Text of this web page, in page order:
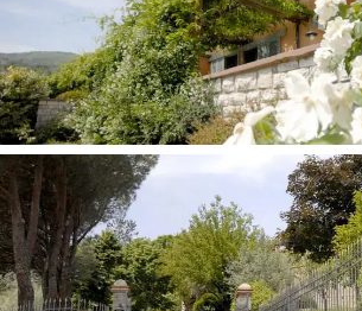
因为庭院和阳台进行了豪华装饰
然宁静的环境中得到放松。